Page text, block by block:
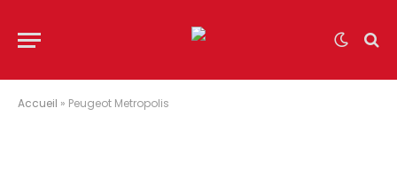
Accueil » Peugeot Metropolis